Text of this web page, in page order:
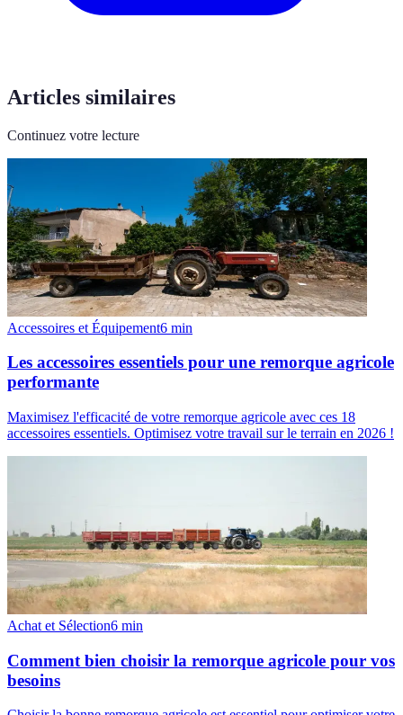
Articles similaires
Continuez votre lecture
Accessoires et Équipement6 min
Les accessoires essentiels pour une remorque agricole
performante
Maximisez l'efficacité de votre remorque agricole avec ces 18
accessoires essentiels. Optimisez votre travail sur le terrain en 2026 !
Achat et Sélection6 min
Comment bien choisir la remorque agricole pour vos
besoins